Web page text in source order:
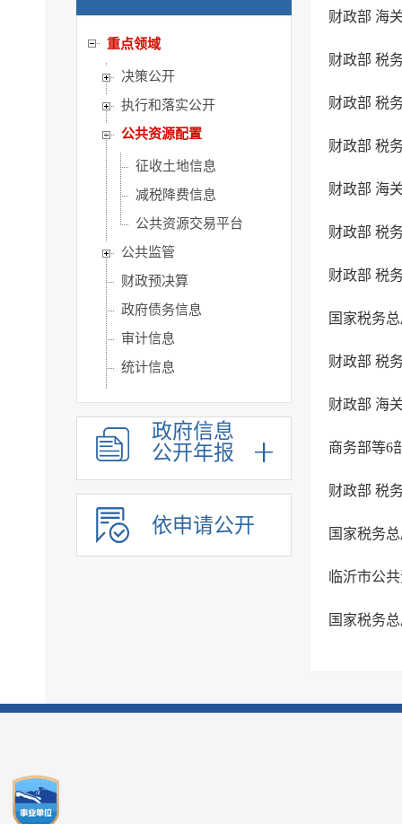
人事信息
重点领域
决策公开
执行和落实公开
公共资源配置
征收土地信息
减税降费信息
公共资源交易平台
公共监管
财政预决算
政府债务信息
审计信息
统计信息
政府信息
公开年报
依申请公开
财政部 海
财政部 税
财政部 税
财政部 海
财政部 税
财政部 税
国家税务
财政部 税
财政部 海
商务部等6
财政部 税
临沂市公
国家税务